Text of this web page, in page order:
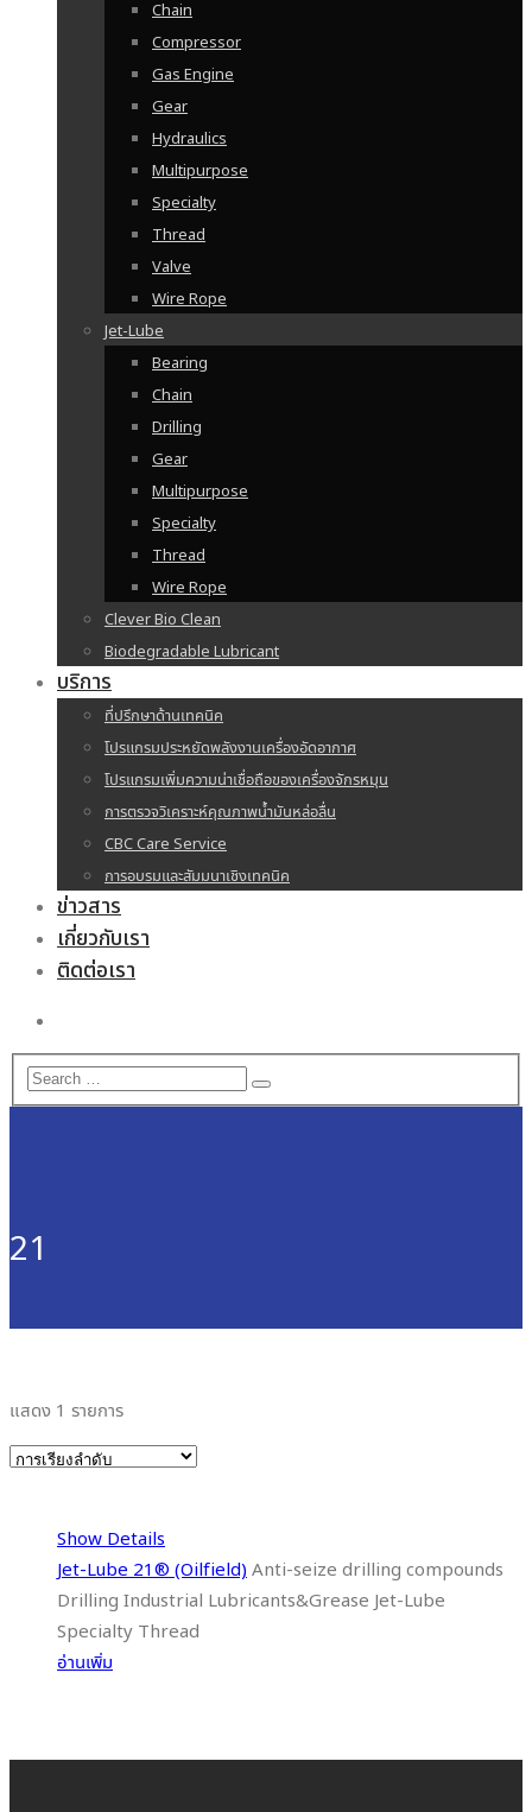
Chain
Compressor
Gas Engine
Gear
Hydraulics
Multipurpose
Specialty
Thread
Valve
Wire Rope
Jet-Lube
Bearing
Chain
Drilling
Gear
Multipurpose
Specialty
Thread
Wire Rope
Clever Bio Clean
Biodegradable Lubricant
บริการ
ที่ปรึกษาด้านเทคนิค
โปรแกรมประหยัดพลังงานเครื่องอัดอากาศ
โปรแกรมเพิ่มความน่าเชื่อถือของเครื่องจักรหมุน
การตรวจวิเคราะห์คุณภาพน้ำมันหล่อลื่น
CBC Care Service
การอบรมและสัมมนาเชิงเทคนิค
ข่าวสาร
เกี่ยวกับเรา
ติดต่อเรา
21
แสดง 1 รายการ
Show Details
Jet-Lube 21® (Oilfield) Anti-seize drilling compounds
Drilling Industrial Lubricants&Grease Jet-Lube
Specialty Thread
อ่านเพิ่ม